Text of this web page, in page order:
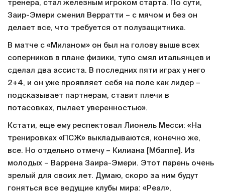
тренера, стал железным игроком старта. По сути,
Заир-Эмери сменил Верратти – с мячом и без он
делает все, что требуется от полузащитника.
В матче с «Миланом» он был на голову выше всех
соперников в плане физики, тупо смял итальянцев и
сделал два ассиста. В последних пяти играх у него
2+4, и он уже проявляет себя на поле как лидер –
подсказывает партнерам, ставит плечи в
потасовках, пылает уверенностью».
Кстати, еще ему респектовал Лионель Месси: «На
тренировках «ПСЖ» выкладываются, конечно же,
все. Но отдельно отмечу – Килиана [Мбаппе]. Из
молодых – Варрена Заира-Эмери. Этот парень очень
зрелый для своих лет. Думаю, скоро за ним будут
гоняться все ведущие клубы мира: «Реал»,